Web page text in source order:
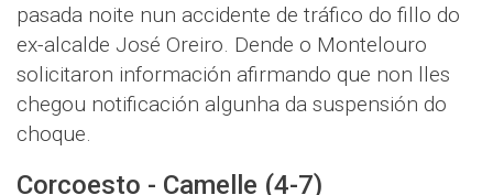
pasada noite nun accidente de tráfico do fillo do
ex-alcalde José Oreiro. Dende o Montelouro
solicitaron información afirmando que non lles
chegou notificación algunha da suspensión do
choque.
Corcoesto - Camelle (4-7)